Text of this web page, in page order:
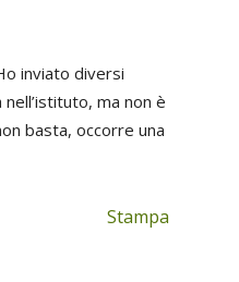
inviato diversi
ma non è
basta, occorre una
Stampa